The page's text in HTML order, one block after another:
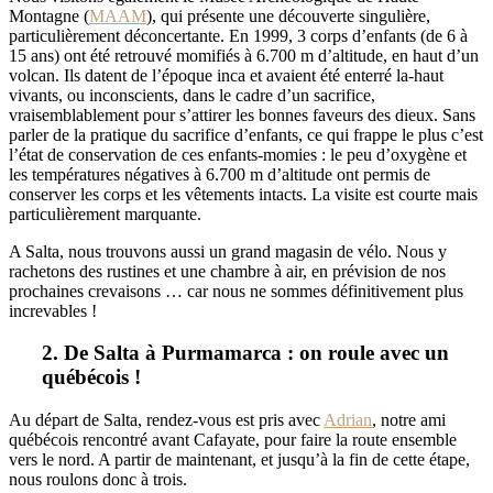
Montagne (MAAM), qui présente une découverte singulière,
particulièrement déconcertante. En 1999, 3 corps d’enfants (de 6 à
15 ans) ont été retrouvé momifiés à 6.700 m d’altitude, en haut d’un
volcan. Ils datent de l’époque inca et avaient été enterré la-haut
vivants, ou inconscients, dans le cadre d’un sacrifice,
vraisemblablement pour s’attirer les bonnes faveurs des dieux. Sans
parler de la pratique du sacrifice d’enfants, ce qui frappe le plus c’est
l’état de conservation de ces enfants-momies : le peu d’oxygène et
les températures négatives à 6.700 m d’altitude ont permis de
conserver les corps et les vêtements intacts. La visite est courte mais
particulièrement marquante.
A Salta, nous trouvons aussi un grand magasin de vélo. Nous y
rachetons des rustines et une chambre à air, en prévision de nos
prochaines crevaisons … car nous ne sommes définitivement plus
increvables !
2. De Salta à Purmamarca : on roule avec un
québécois !
Au départ de Salta, rendez-vous est pris avec Adrian, notre ami
québécois rencontré avant Cafayate, pour faire la route ensemble
vers le nord. A partir de maintenant, et jusqu’à la fin de cette étape,
nous roulons donc à trois.